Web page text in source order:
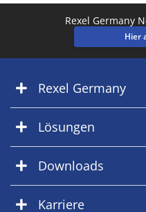
Rexel Germany
Hier
Rexel Germany
Lösungen
Downloads
Karriere